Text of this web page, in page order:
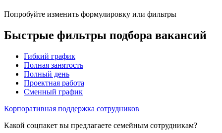
Попробуйте изменить формулировку или фильтры
Быстрые фильтры подбора вакансий
Гибкий график
Полная занятость
Полный день
Проектная работа
Сменный график
Корпоративная поддержка сотрудников
Какой соцпакет вы предлагаете семейным сотрудникам?